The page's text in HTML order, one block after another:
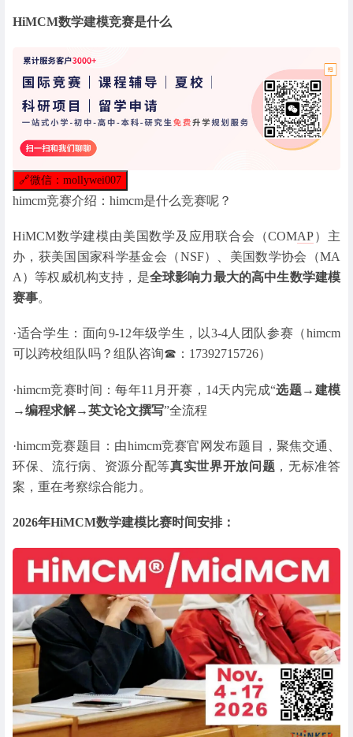
HiMCM数学建模竞赛是什么
🔗微信：mollywei007
himcm竞赛介绍：himcm是什么竞赛呢？
HiMCM数学建模由美国数学及应用联合会（COMAP）主
办，获美国国家科学基金会（NSF）、美国数学协会（MA
A）等权威机构支持，是全球影响力最大的高中生数学建模
赛事。
·适合学生：面向9-12年级学生，以3-4人团队参赛（himcm
可以跨校组队吗？组队咨询☎：17392715726）
·himcm竞赛时间：每年11月开赛，14天内完成“选题→建模
→编程求解→英文论文撰写”全流程
·himcm竞赛题目：由himcm竞赛官网发布题目，聚焦交通、
环保、流行病、资源分配等真实世界开放问题 ，无标准答
案，重在考察综合能力。
2026年HiMCM数学建模比赛时间安排：